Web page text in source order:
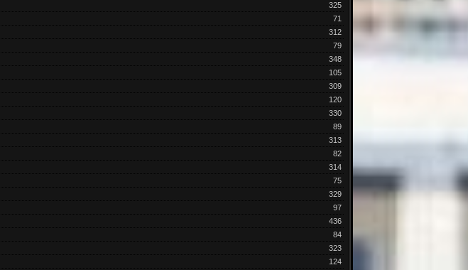
325
71
312
79
348
105
309
120
330
89
313
82
314
75
329
97
436
84
323
124